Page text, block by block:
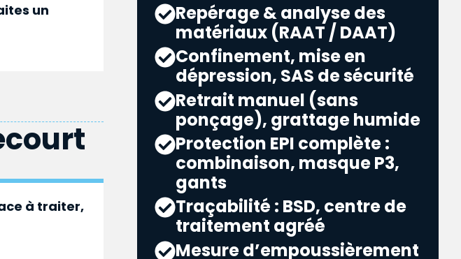
un
à traiter,
Repérage & analyse des
matériaux (RAAT / DAAT)
Confinement, mise en
dépression, SAS de sécurité
Retrait manuel (sans
ponçage), grattage humide
Protection EPI complète :
combinaison, masque P3,
gants
Traçabilité : BSD, centre de
traitement agréé
Mesure d’empoussièrement